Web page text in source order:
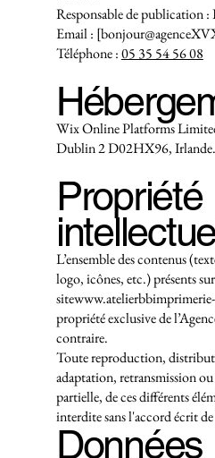
Responsable de publication
Email :
Téléphone :05 35 54 56 08
Wix Online Platforms
Dublin 2 D02HX96, Irlande.
Propriété
L’ensemble des contenus
logo, icônes, etc.) présents
site
propriété exclusive de
contraire.
Toute reproduction,
adaptation, retransmission
partielle, de ces différents
interdite sans l'accord écrit
Données